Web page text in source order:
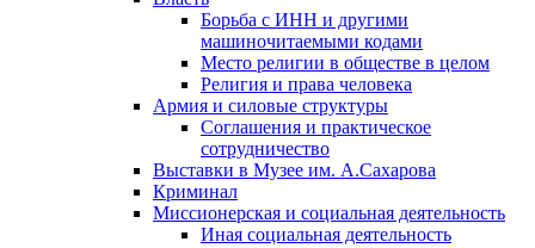
Борьба с ИНН и другими
машиночитаемыми кодами
Место религии в обществе в целом
Религия и права человека
Армия и силовые структуры
Соглашения и практическое
сотрудничество
Выставки в Музее им. А.Сахарова
Криминал
Миссионерская и социальная деятельность
Иная социальная деятельность